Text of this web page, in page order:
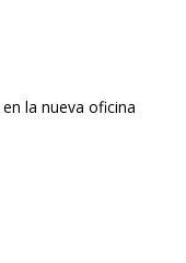
la nueva oficina